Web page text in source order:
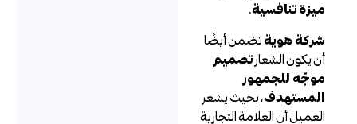
ميزة تنافسية.
شركة هويةتضمن أيضًا
أن يكون الشعارتصميم
موجّه للجمهور
المستهدف، بحيث يشعر
العميل أن العلامة التجارية